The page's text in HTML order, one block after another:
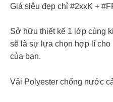
Giá siêu đẹp chỉ #2xxK +
Sở hữu thiết kế 1 lớp cùng
sẽ là sự lựa chọn hợp lí
của bạn.
Vải Polyester chống nước